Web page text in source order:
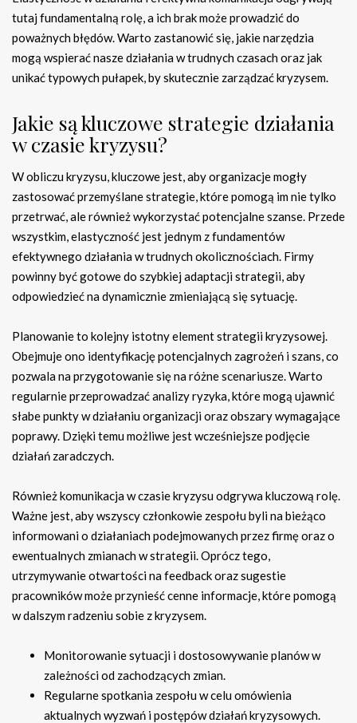
tutaj fundamentalną rolę, a ich brak może prowadzić do
poważnych błędów. Warto zastanowić się, jakie narzędzia
mogą wspierać nasze działania w trudnych czasach oraz jak
unikać typowych pułapek, by skutecznie zarządzać kryzysem.
Jakie są kluczowe strategie działania
w czasie kryzysu?
W obliczu kryzysu, kluczowe jest, aby organizacje mogły
zastosować przemyślane strategie, które pomogą im nie tylko
przetrwać, ale również wykorzystać potencjalne szanse. Przede
wszystkim, elastyczność jest jednym z fundamentów
efektywnego działania w trudnych okolicznościach. Firmy
powinny być gotowe do szybkiej adaptacji strategii, aby
odpowiedzieć na dynamicznie zmieniającą się sytuację.
Planowanie to kolejny istotny element strategii kryzysowej.
Obejmuje ono identyfikację potencjalnych zagrożeń i szans, co
pozwala na przygotowanie się na różne scenariusze. Warto
regularnie przeprowadzać analizy ryzyka, które mogą ujawnić
słabe punkty w działaniu organizacji oraz obszary wymagające
poprawy. Dzięki temu możliwe jest wcześniejsze podjęcie
działań zaradczych.
Również komunikacja w czasie kryzysu odgrywa kluczową rolę.
Ważne jest, aby wszyscy członkowie zespołu byli na bieżąco
informowani o działaniach podejmowanych przez firmę oraz o
ewentualnych zmianach w strategii. Oprócz tego,
utrzymywanie otwartości na feedback oraz sugestie
pracowników może przynieść cenne informacje, które pomogą
w dalszym radzeniu sobie z kryzysem.
Monitorowanie sytuacji i dostosowywanie planów w
zależności od zachodzących zmian.
Regularne spotkania zespołu w celu omówienia
aktualnych wyzwań i postępów działań kryzysowych.